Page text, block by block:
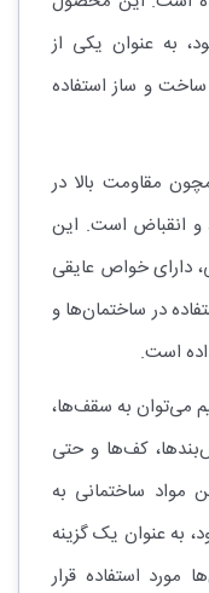
به عنوان یکی از
و ساز استفاده
مقاومت بالا در
و انقباض است. این
دارای خواص عایقی
در ساختمان‌ها و
است.
می‌توان به سقف‌ها،
کف‌ها و حتی
مواد ساختمانی به
به عنوان یک گزینه
مورد استفاده قرار